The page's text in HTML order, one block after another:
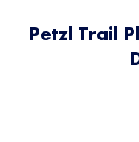
Petzl Trail